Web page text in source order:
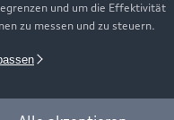
und um die Effektivität
zu messen und zu steuern.